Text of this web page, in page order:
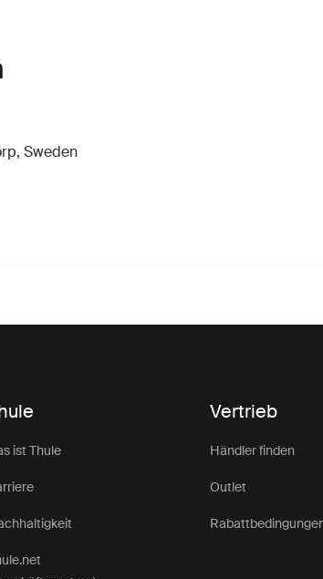
Sweden
ist Thule
Vertrieb
Händler finden
Outlet